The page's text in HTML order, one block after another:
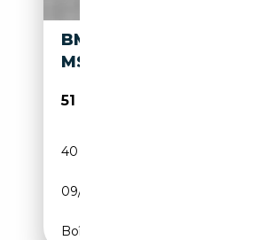
BMW X2 M XDRIVE M35I
MSPORT PRO AUTO
51 600€
40 902 km
09/2024
Boîte automatique